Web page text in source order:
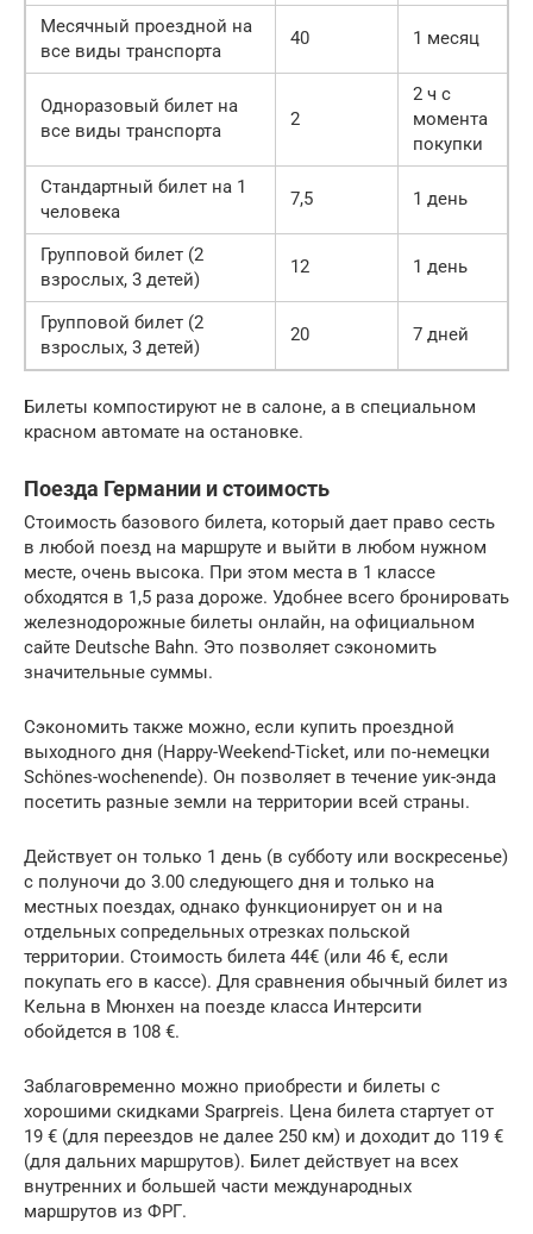
Месячный проездной на
все виды транспорта
40 1 месяц
Одноразовый билет на
все виды транспорта
2
2 ч с
момента
покупки
Стандартный билет на 1
человека
7,5 1 день
Групповой билет (2
взрослых, 3 детей)
12 1 день
Групповой билет (2
взрослых, 3 детей)
20 7 дней
Билеты компостируют не в салоне, а в специальном
красном автомате на остановке.
Поезда Германии и стоимость
Стоимость базового билета, который дает право сесть
в любой поезд на маршруте и выйти в любом нужном
месте, очень высока. При этом места в 1 классе
обходятся в 1,5 раза дороже. Удобнее всего бронировать
железнодорожные билеты онлайн, на официальном
сайте Deutsche Bahn. Это позволяет сэкономить
значительные суммы.
Сэкономить также можно, если купить проездной
выходного дня (Happy-Weekend-Ticket, или по-немецки
Schönes-wochenende). Он позволяет в течение уик-энда
посетить разные земли на территории всей страны.
Действует он только 1 день (в субботу или воскресенье)
с полуночи до 3.00 следующего дня и только на
местных поездах, однако функционирует он и на
отдельных сопредельных отрезках польской
территории. Стоимость билета 44€ (или 46 €, если
покупать его в кассе). Для сравнения обычный билет из
Кельна в Мюнхен на поезде класса Интерсити
обойдется в 108 €.
Заблаговременно можно приобрести и билеты с
хорошими скидками Sparpreis. Цена билета стартует от
19 € (для переездов не далее 250 км) и доходит до 119 €
(для дальних маршрутов). Билет действует на всех
внутренних и большей части международных
маршрутов из ФРГ.